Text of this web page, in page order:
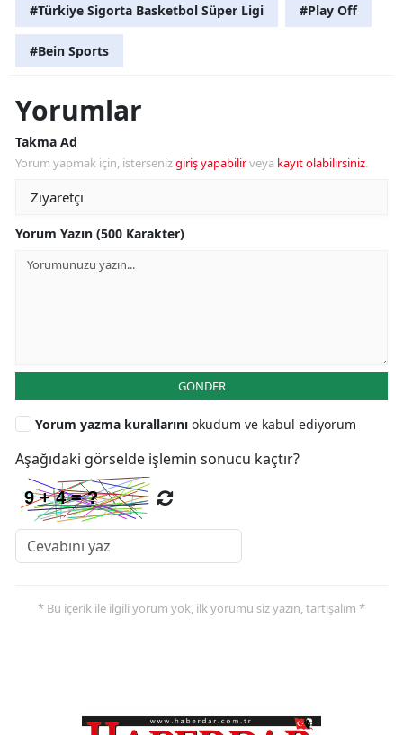
#Türkiye Sigorta Basketbol Süper Ligi #Play Off
#Bein Sports
Yorumlar
Takma Ad
Yorum yapmak için, istersenizgiriş yapabilirveya kayıt olabilirsiniz.
Yorum Yazın (500 Karakter)
GÖNDER
Yorum yazma kurallarını okudum ve kabul ediyorum
Aşağıdaki görselde işlemin sonucu kaçtır?
* Bu içerik ile ilgili yorum yok, ilk yorumu siz yazın, tartışalım *